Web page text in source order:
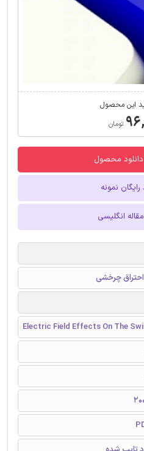
این محصول
تومان
محصول
رایگان نمونه
انگلیسی
احتراق چرخشی
Electric Field Effects On The